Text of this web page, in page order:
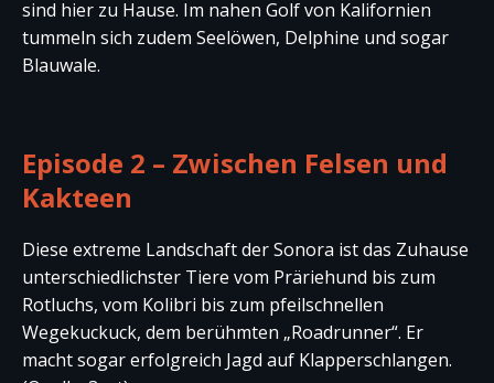
sind hier zu Hause. Im nahen Golf von Kalifornien
tummeln sich zudem Seelöwen, Delphine und sogar
Blauwale.
Episode 2 – Zwischen Felsen und
Kakteen
Diese extreme Landschaft der Sonora ist das Zuhause
unterschiedlichster Tiere vom Präriehund bis zum
Rotluchs, vom Kolibri bis zum pfeilschnellen
Wegekuckuck, dem berühmten „Roadrunner“. Er
macht sogar erfolgreich Jagd auf Klapperschlangen.